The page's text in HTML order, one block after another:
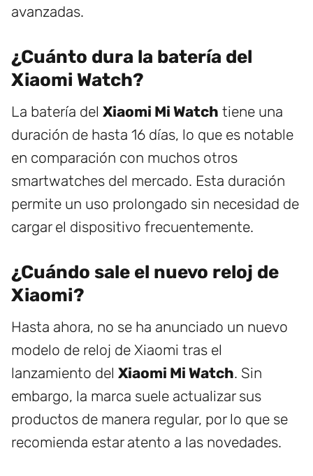
avanzadas.
¿Cuánto dura la batería del
Xiaomi Watch?
La batería del Xiaomi Mi Watch tiene una
duración de hasta 16 días, lo que es notable
en comparación con muchos otros
smartwatches del mercado. Esta duración
permite un uso prolongado sin necesidad de
cargar el dispositivo frecuentemente.
¿Cuándo sale el nuevo reloj de
Xiaomi?
Hasta ahora, no se ha anunciado un nuevo
modelo de reloj de Xiaomi tras el
lanzamiento del Xiaomi Mi Watch. Sin
embargo, la marca suele actualizar sus
productos de manera regular, por lo que se
recomienda estar atento a las novedades.